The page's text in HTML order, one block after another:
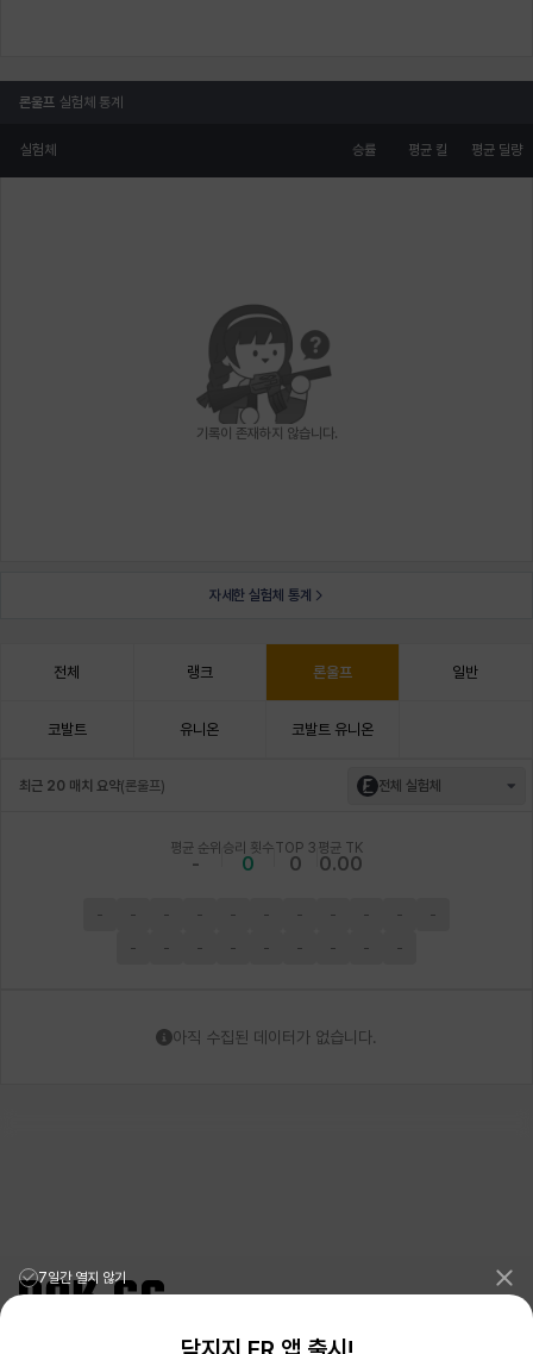
론울프 실험체 통계
실험체 승률 평균 킬 평균 딜량
기록이 존재하지 않습니다.
자세한 실험체 통계
전체 랭크 론울프 일반
코발트 유니온 코발트 유니온
최근 20 매치 요약(론울프) 전체 실험체
평균 순위
-
승리 횟수
0
TOP 3
0
평균 TK
0.00
- - - - - - - - - -
-
-
- - - - - - - -
아직 수집된 데이터가 없습니다.
7일간 열지 않기